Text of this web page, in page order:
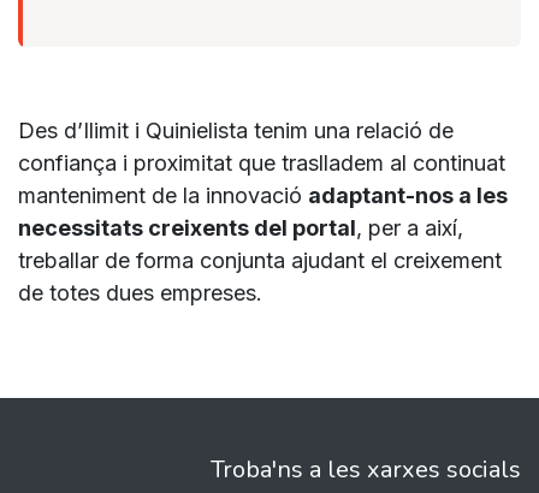
Des d’Ilimit i Quinielista tenim una relació de
confiança i proximitat que traslladem al continuat
manteniment de la innovació adaptant-nos a les
necessitats creixents del portal, per a així,
treballar de forma conjunta ajudant el creixement
de totes dues empreses.
Troba'ns a les xarxes socials